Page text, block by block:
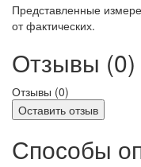
Представленные
от фактических.
Отзывы (0)
Отзывы (0)
Оставить отзыв
Способы